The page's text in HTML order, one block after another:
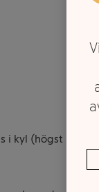
kyl (högst +8°C)